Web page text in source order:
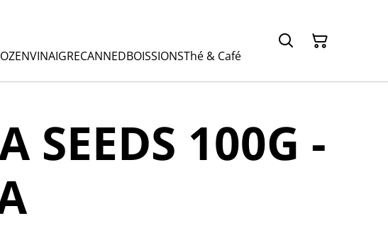
VINAIGRECANNEDBOISSIONSThé & Café
SEEDS 100G -